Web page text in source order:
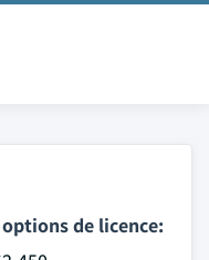
de licence: